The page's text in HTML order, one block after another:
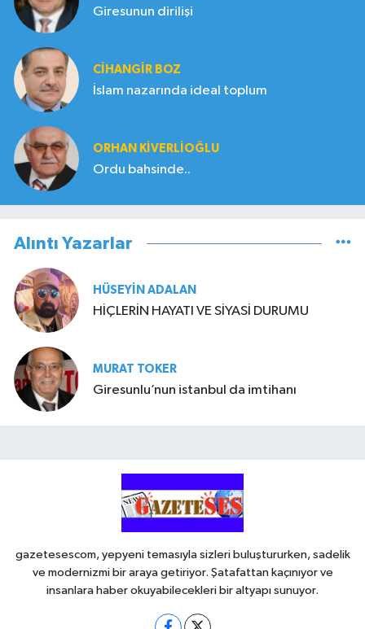
Giresunun dirilişi
CIHANGIR BOZ
İslam nazarında ideal toplum
ORHAN KIVERLIOĞLU
Ordu bahsinde..
Alıntı Yazarlar
HÜSEYIN ADALAN
HİÇLERİN HAYATI VE SİYASİ DURUMU
MURAT TOKER
Giresunlu’nun istanbul da imtihanı
gazetesescom, yepyeni temasıyla sizleri buluştururken, sadelik
ve modernizmi bir araya getiriyor. Şatafattan kaçınıyor ve
insanlara haber okuyabilecekleri bir altyapı sunuyor.